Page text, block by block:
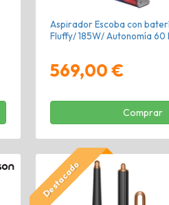
Aspirador Escoba con
Fluffy/ 185W/ Autonomía 60
569,00 €
Comprar
Destacado